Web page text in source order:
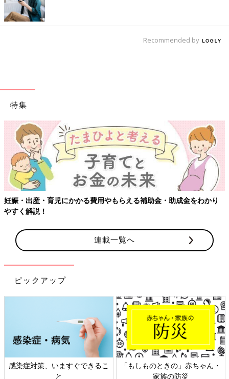
い。（秋田県／産後6ヶ月のママ）
公式サイトで見る
3位 アカチャンホンポ アカチャンホンポ オリジナル
着まわししやすい飽きのこないデザインが豊富。「色違いでそろ
えた」という声も多数。季節に合わせてさまざまな素材のウエア
Recommended by
特集
妊娠・出産・育児にかかる費用やもらえる補助金・助成金をわかり
やすく解説！
連載一覧へ
ピックアップ
感染症対策、いますぐできるこ
と
「もしものときの」赤ちゃん・
家族の防災